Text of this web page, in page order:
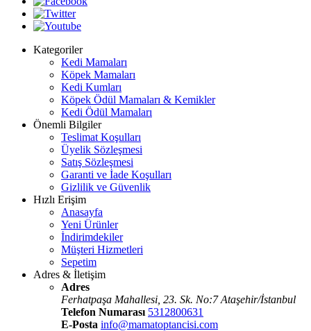
Kategoriler
Kedi Mamaları
Köpek Mamaları
Kedi Kumları
Köpek Ödül Mamaları & Kemikler
Kedi Ödül Mamaları
Önemli Bilgiler
Teslimat Koşulları
Üyelik Sözleşmesi
Satış Sözleşmesi
Garanti ve İade Koşulları
Gizlilik ve Güvenlik
Hızlı Erişim
Anasayfa
Yeni Ürünler
İndirimdekiler
Müşteri Hizmetleri
Sepetim
Adres & İletişim
Adres
Ferhatpaşa Mahallesi, 23. Sk. No:7 Ataşehir/İstanbul
Telefon Numarası 5312800631
E-Posta info@mamatoptancisi.com